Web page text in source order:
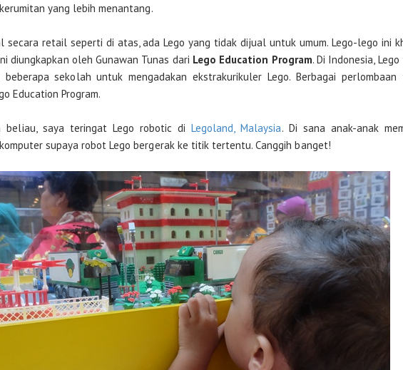
yang lebih menantang.
secara retail seperti di atas, ada Lego yang tidak dijual untuk umum. Lego-lego ini
diungkapkan oleh Gunawan Tunas dari Lego Education Program. Di Indonesia,
sekolah untuk mengadakan ekstrakurikuler Lego. Berbagai perlombaan
Education Program.
beliau, saya teringat Lego robotic diLegoland, Malaysia. Di sana anak-anak
supaya robot Lego bergerak ke titik tertentu. Canggih banget!